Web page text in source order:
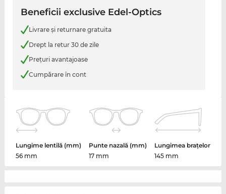
Beneficii exclusive Edel-Optics
Livrare şi returnare gratuita
Drept la retur 30 de zile
Preţuri avantajoase
Cumpărare în cont
Lungime lentilă (mm)
56 mm
Punte nazală (mm)
17 mm
Lungimea brațelor
145 mm